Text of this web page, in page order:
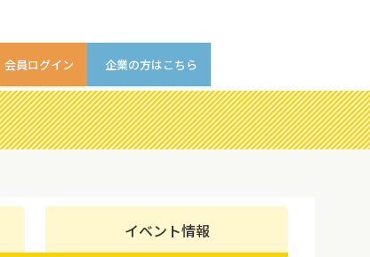
会員ログイン 企業の方はこちら
イベント情報